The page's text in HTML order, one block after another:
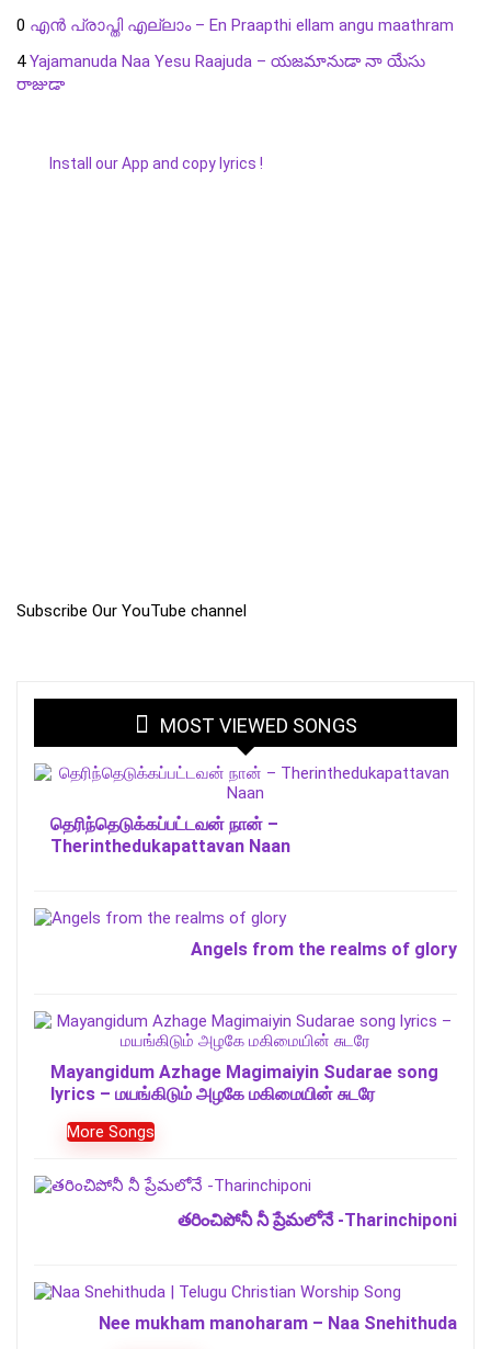
0 എൻ പ്രാപ്തി എല്ലാം – En Praapthi ellam angu maathram
4 Yajamanuda Naa Yesu Raajuda – యజమానుడా నా యేసు
రాజుడా
Install our App and copy lyrics !
Subscribe Our YouTube channel
MOST VIEWED SONGS
தெரிந்தெடுக்கப்பட்டவன் நான் –
Therinthedukapattavan Naan
Angels from the realms of glory
Mayangidum Azhage Magimaiyin Sudarae song
lyrics – மயங்கிடும் அழகே மகிமையின் சுடரே
More Songs
తరించిపోనీ నీ ప్రేమలోనే -Tharinchiponi
Nee mukham manoharam – Naa Snehithuda